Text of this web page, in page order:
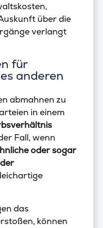
über die
verlangt
für
anderen
abmahnen zu
in einem
Fall, wenn
oder sogar
das
können